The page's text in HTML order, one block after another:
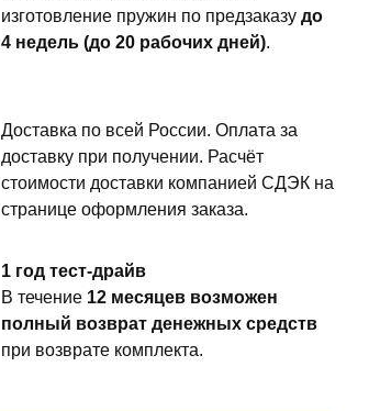
изготовление пружин по предзаказудо
4 недель (до 20 рабочих дней).
Доставка по всей России. Оплата за
доставку при получении. Расчёт
стоимости доставки компанией СДЭК на
странице оформления заказа.
1 год тест-драйв
В течение 12 месяцев возможен
полный возврат денежных средств
при возврате комплекта.